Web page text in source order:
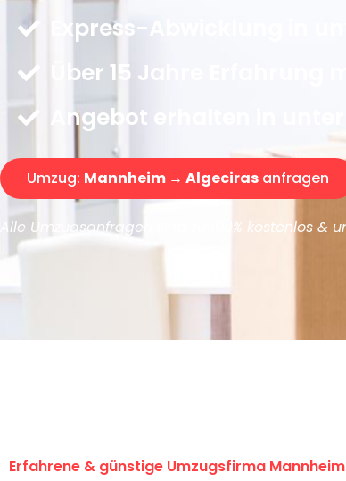
Express-Abwicklung in
Über 15 Jahre Erfahrung
Angebot erhalten in unter
Umzug: Mannheim → Algeciras anfragen
Alle Umzugsanfragen sind zu 100% kostenlos &
Erfahrene & günstige Umzugsfirma Mannheim